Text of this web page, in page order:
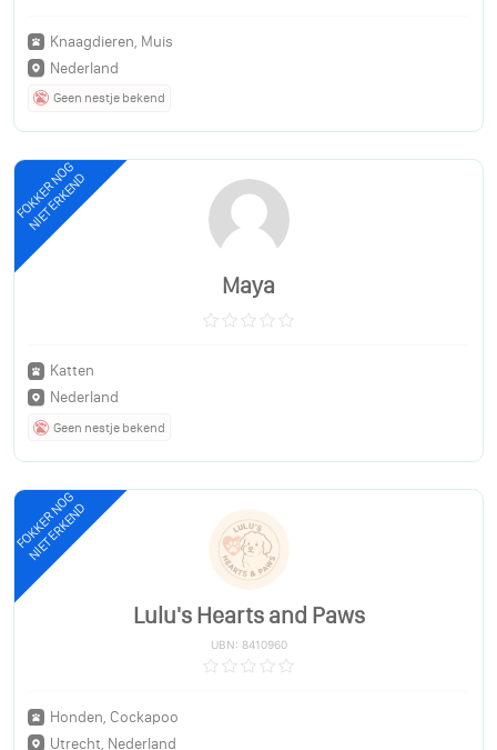
Knaagdieren, Muis
Nederland
Geen nestje bekend
FOKKER NOG
NIET ERKEND
Maya
Katten
Nederland
Geen nestje bekend
FOKKER NOG
NIET ERKEND
Lulu's Hearts and Paws
UBN: 8410960
Honden, Cockapoo
Utrecht, Nederland